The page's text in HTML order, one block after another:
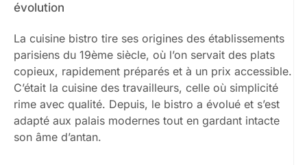
évolution
La cuisine bistro tire ses origines des établissements
parisiens du 19ème siècle, où l’on servait des plats
copieux, rapidement préparés et à un prix accessible.
C’était la cuisine des travailleurs, celle où simplicité
rime avec qualité. Depuis, le bistro a évolué et s’est
adapté aux palais modernes tout en gardant intacte
son âme d’antan.